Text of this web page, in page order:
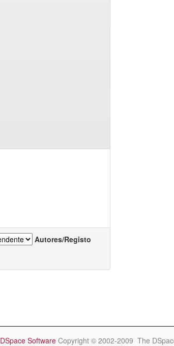
Autores/Registo
DSpace Software Copyright © 2002-2009 The